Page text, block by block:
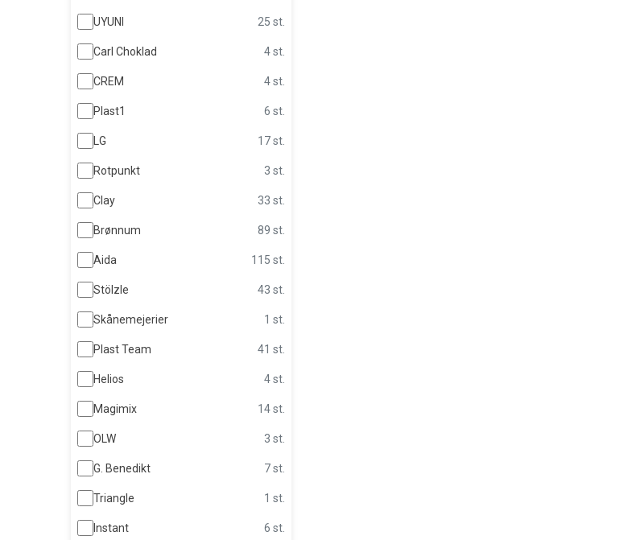
UYUNI 25 st.
Carl Choklad 4 st.
CREM 4 st.
Plast1 6 st.
LG 17 st.
Rotpunkt 3 st.
Clay 33 st.
Brønnum 89 st.
Aida 115 st.
Stölzle 43 st.
Skånemejerier 1 st.
Plast Team 41 st.
Helios 4 st.
Magimix 14 st.
OLW 3 st.
G. Benedikt 7 st.
Triangle 1 st.
Instant 6 st.